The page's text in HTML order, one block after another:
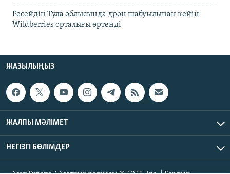
Ресейдің Тула облысында дрон шабуылынан кейін
Wildberries орталығы өртенді
ЖАЗЫЛЫҢЫЗ
ЖАЛПЫ МӘЛІМЕТ
НЕГІЗГІ БӨЛІМДЕР